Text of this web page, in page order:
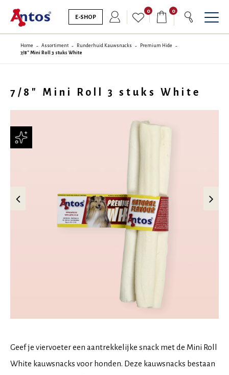
E-SHOP
0 0
Home Assortiment Runderhuid Kauwsnacks
Premium Hide
7/8" Mini Roll 3 stuks White
7/8" Mini Roll 3 stuks White
Geef je viervoeter een aantrekkelijke snack met de Mini Roll
White kauwsnacks voor honden. Deze kauwsnacks bestaan